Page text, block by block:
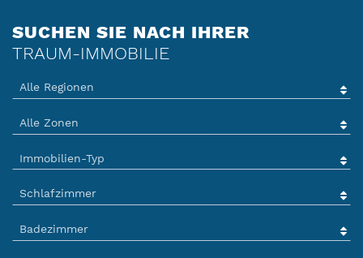
SUCHEN SIE NACH IHRER
TRAUM-IMMOBILIE